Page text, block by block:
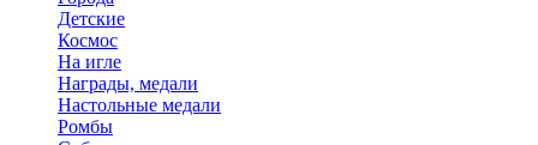
Детские
Космос
На игле
Награды, медали
Настольные медали
Ромбы